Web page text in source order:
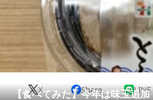
地域
住まい 教
リ
会員記事
【食べてみた】今年は味玉追
X Share LINE